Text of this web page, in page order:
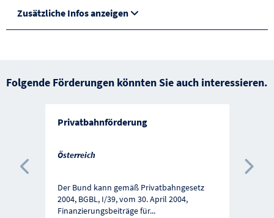
Zusätzliche Infos anzeigen
Folgende Förderungen könnten Sie auch interessieren.
Privatbahnförderung
Österreich
Der Bund kann gemäß Privatbahngesetz
2004, BGBL, I/39, vom 30. April 2004,
Finanzierungsbeiträge für...
Vorherige Förderung